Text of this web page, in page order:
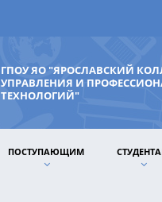
ГПОУ ЯО "ЯРОСЛАВСКИЙ
УПРАВЛЕНИЯ И
ТЕХНОЛОГИЙ"
ПОСТУПАЮЩИМ